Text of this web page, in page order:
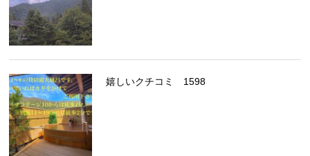
嬉しいクチコミ 1598